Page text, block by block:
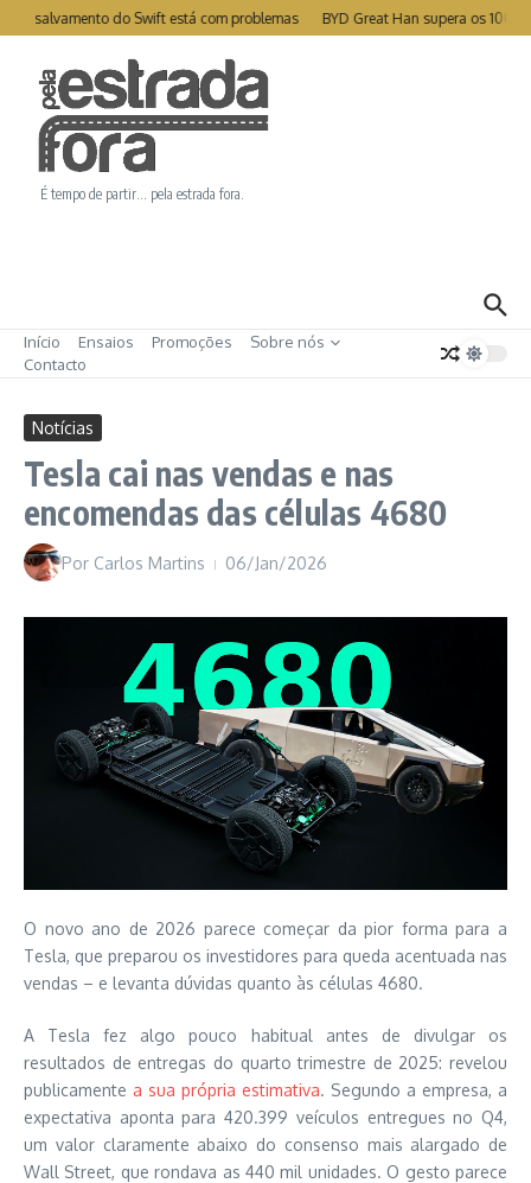
Ir para o conteúdo
de salvamento do Swift está com problemas BYD Great Han supera os
É tempo de partir… pela estrada fora.
Início Ensaios Promoções
Sobre nós
Contacto
Notícias
Tesla cai nas vendas e nas
encomendas das células 4680
Por Carlos Martins 06/Jan/2026
O novo ano de 2026 parece começar da pior forma para a
Tesla, que preparou os investidores para queda acentuada nas
vendas – e levanta dúvidas quanto às células 4680.
A Tesla fez algo pouco habitual antes de divulgar os
resultados de entregas do quarto trimestre de 2025: revelou
publicamente a sua própria estimativa. Segundo a empresa, a
expectativa aponta para 420.399 veículos entregues no Q4,
um valor claramente abaixo do consenso mais alargado de
Wall Street, que rondava as 440 mil unidades. O gesto parece